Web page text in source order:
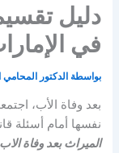
دليل
في
بواسطة الدكتور
بعد وفاة الأب،
نفسها أمام أسئلة
الميراث بعد وفاة